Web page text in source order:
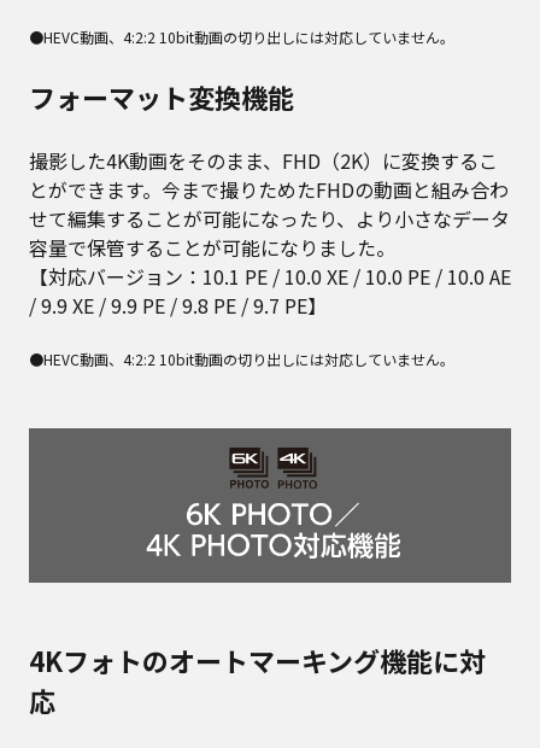
●HEVC動画、4:2:2 10bit動画の切り出しには対応していません。
フォーマット変換機能
撮影した4K動画をそのまま、FHD（2K）に変換するこ
とができます。今まで撮りためたFHDの動画と組み合わ
せて編集することが可能になったり、より小さなデータ
容量で保管することが可能になりました。
【対応バージョン：10.1 PE / 10.0 XE / 10.0 PE / 10.0 AE
/ 9.9 XE / 9.9 PE / 9.8 PE / 9.7 PE】
●HEVC動画、4:2:2 10bit動画の切り出しには対応していません。
4Kフォトのオートマーキング機能に対
応